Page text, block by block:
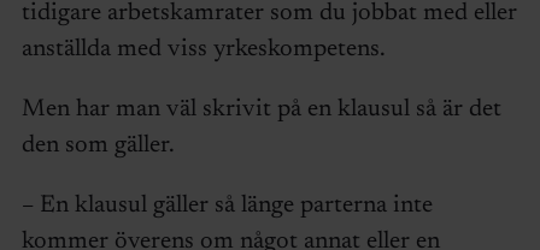
tidigare arbetskamrater som du jobbat med eller
anställda med viss yrkeskompetens.
Men har man väl skrivit på en klausul så är det
den som gäller.
– En klausul gäller så länge parterna inte
kommer överens om något annat eller en